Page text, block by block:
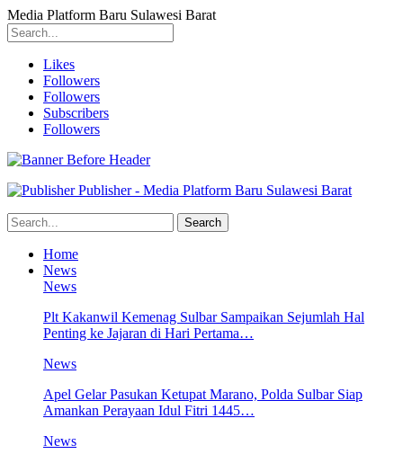
Media Platform Baru Sulawesi Barat
Likes
Followers
Followers
Subscribers
Followers
Publisher - Media Platform Baru Sulawesi Barat
Home
News
News
Plt Kakanwil Kemenag Sulbar Sampaikan Sejumlah Hal
Penting ke Jajaran di Hari Pertama…
News
Apel Gelar Pasukan Ketupat Marano, Polda Sulbar Siap
Amankan Perayaan Idul Fitri 1445…
News